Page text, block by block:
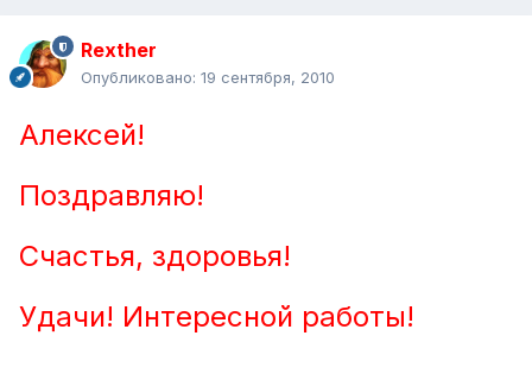
Rexther
Опубликовано: 19 сентября, 2010
Алексей!
Поздравляю!
Счастья, здоровья!
Удачи! Интересной работы!